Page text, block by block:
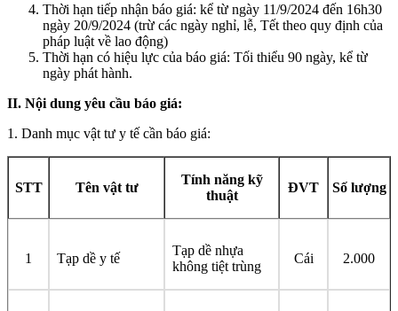
Thời hạn tiếp nhận báo giá: kể từ ngày 11/9/2024 đến 16h30
ngày 20/9/2024 (trừ các ngày nghỉ, lễ, Tết theo quy định của
pháp luật về lao động)
Thời hạn có hiệu lực của báo giá: Tối thiểu 90 ngày, kể từ
ngày phát hành.
II. Nội dung yêu cầu báo giá:
1. Danh mục vật tư y tế cần báo giá:
STT Tên vật tư
Tính năng kỹ
thuật
ĐVT Số lượng
1 Tạp dề y tế
Tạp dề nhựa
không tiệt trùng
Cái 2.000